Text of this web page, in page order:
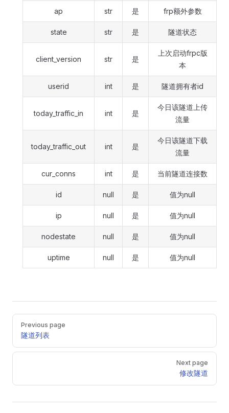
ap str 是 frp额外参数
state str 是 隧道状态
client_version str 是
上次启动frpc版
本
userid int 是 隧道拥有者id
today_traffic_in int 是
今日该隧道上传
流量
today_traffic_out int 是
今日该隧道下载
流量
cur_conns int 是 当前隧道连接数
id null 是 值为null
ip null 是 值为null
nodestate null 是 值为null
uptime null 是 值为null
Pager
Previous page
隧道列表
Next page
修改隧道